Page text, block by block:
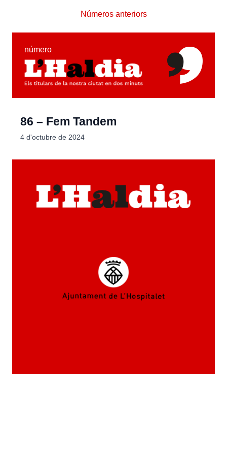
Números anteriors
número
86 – Fem Tandem
4 d'octubre de 2024